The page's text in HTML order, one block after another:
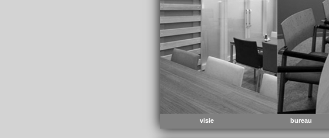
visie bureau